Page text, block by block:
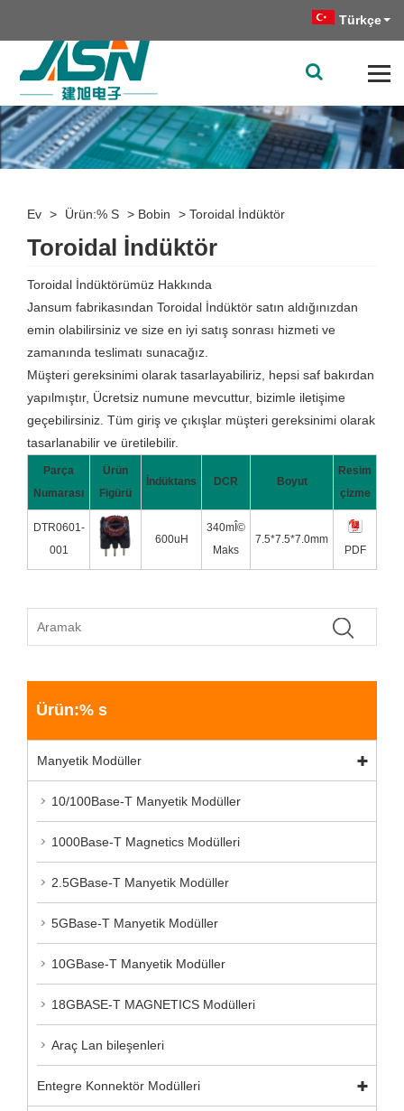
Türkçe
Ev > Ürün:% S > Bobin > Toroidal İndüktör
Toroidal İndüktör
Toroidal İndüktörümüz Hakkında
Jansum fabrikasından Toroidal İndüktör satın aldığınızdan
emin olabilirsiniz ve size en iyi satış sonrası hizmeti ve
zamanında teslimatı sunacağız.
Müşteri gereksinimi olarak tasarlayabiliriz, hepsi saf bakırdan
yapılmıştır, Ücretsiz numune mevcuttur, bizimle iletişime
geçebilirsiniz. Tüm giriş ve çıkışlar müşteri gereksinimi olarak
tasarlanabilir ve üretilebilir.
Parça
Numarası
Ürün
Figürü
İndüktans DCR Boyut
Resim
çizme
DTR0601-
001
600uH
340mÎ©
Maks
7.5*7.5*7.0mm
PDF
Ürün:% s
Manyetik Modüller
10/100Base-T Manyetik Modüller
1000Base-T Magnetics Modülleri
2.5GBase-T Manyetik Modüller
5GBase-T Manyetik Modüller
10GBase-T Manyetik Modüller
18GBASE-T MAGNETICS Modülleri
Araç Lan bileşenleri
Entegre Konnektör Modülleri